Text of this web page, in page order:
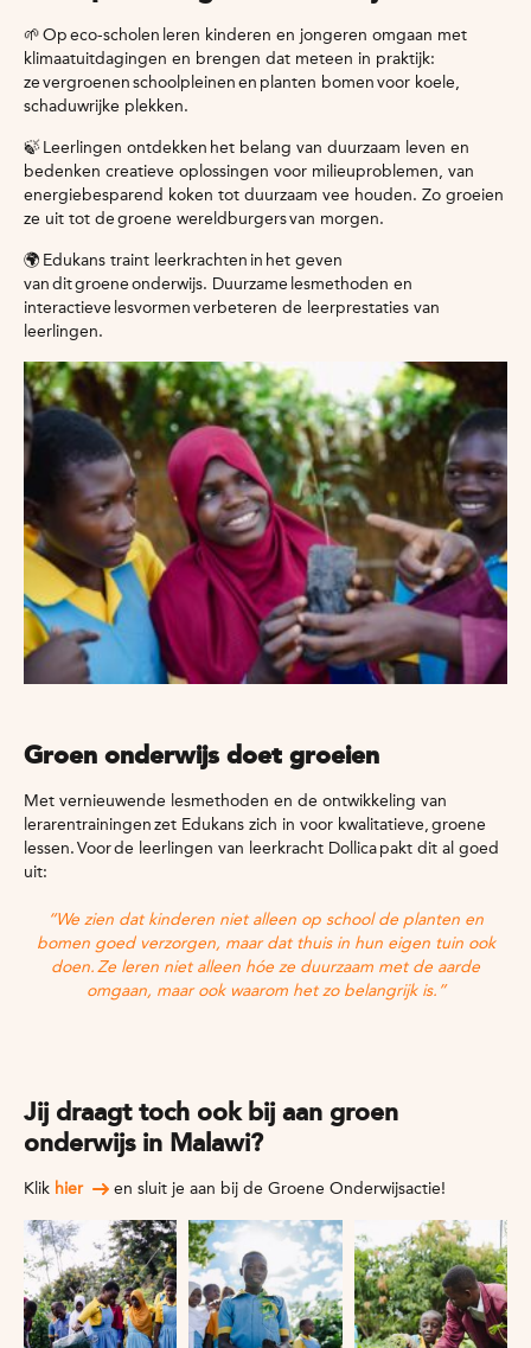
🌱Op eco-scholen leren kinderen en jongeren omgaan met
klimaatuitdagingen en brengen dat meteen in praktijk:
ze vergroenen schoolpleinen en planten bomen voor koele,
schaduwrijke plekken.
🍃Leerlingen ontdekken het belang van duurzaam leven en
bedenken creatieve oplossingen voor milieuproblemen, van
energiebesparend koken tot duurzaam vee houden. Zo groeien
ze uit tot de groene wereldburgers van morgen.
🌍 Edukans traint leerkrachten in het geven
van dit groene onderwijs. Duurzame lesmethoden en
interactieve lesvormen verbeteren de leerprestaties van
leerlingen.
Groen onderwijs doet groeien
Met vernieuwende lesmethoden en de ontwikkeling van
lerarentrainingen zet Edukans zich in voor kwalitatieve, groene
lessen. Voor de leerlingen van leerkracht Dollica pakt dit al goed
uit:
“We zien dat kinderen niet alleen op school de planten en
bomen goed verzorgen, maar dat thuis in hun eigen tuin ook
doen. Ze leren niet alleen hóe ze duurzaam met de aarde
omgaan, maar ook waarom het zo belangrijk is.”
Jij draagt toch ook bij aan groen
onderwijs in Malawi?
Klik hier en sluit je aan bij de Groene Onderwijsactie!